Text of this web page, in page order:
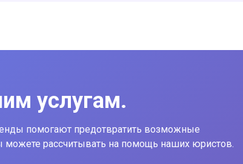
услугам.
помогают предотвратить возможные
можете рассчитывать на помощь наших юристов.